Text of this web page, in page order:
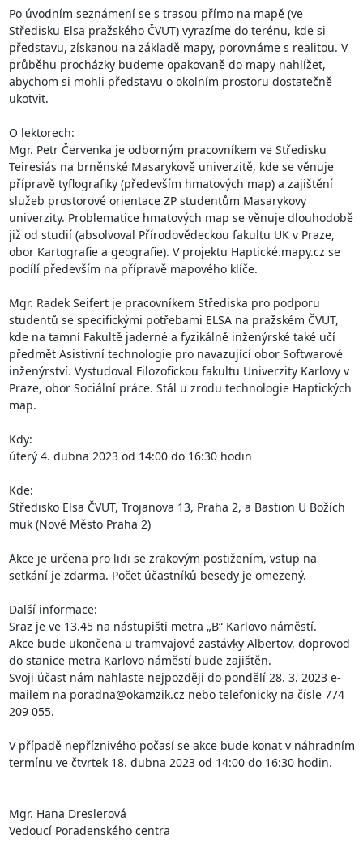
Po úvodním seznámení se s trasou přímo na mapě (ve
Středisku Elsa pražského ČVUT) vyrazíme do terénu, kde si
představu, získanou na základě mapy, porovnáme s realitou. V
průběhu procházky budeme opakovaně do mapy nahlížet,
abychom si mohli představu o okolním prostoru dostatečně
ukotvit.
O lektorech:
Mgr. Petr Červenka je odborným pracovníkem ve Středisku
Teiresiás na brněnské Masarykově univerzitě, kde se věnuje
přípravě tyflografiky (především hmatových map) a zajištění
služeb prostorové orientace ZP studentům Masarykovy
univerzity. Problematice hmatových map se věnuje dlouhodobě
již od studií (absolvoval Přírodovědeckou fakultu UK v Praze,
obor Kartografie a geografie). V projektu Haptické.mapy.cz se
podílí především na přípravě mapového klíče.
Mgr. Radek Seifert je pracovníkem Střediska pro podporu
studentů se specifickými potřebami ELSA na pražském ČVUT,
kde na tamní Fakultě jaderné a fyzikálně inženýrské také učí
předmět Asistivní technologie pro navazující obor Softwarové
inženýrství. Vystudoval Filozofickou fakultu Univerzity Karlovy v
Praze, obor Sociální práce. Stál u zrodu technologie Haptických
map.
Kdy:
úterý 4. dubna 2023 od 14:00 do 16:30 hodin
Kde:
Středisko Elsa ČVUT, Trojanova 13, Praha 2, a Bastion U Božích
muk (Nové Město Praha 2)
Akce je určena pro lidi se zrakovým postižením, vstup na
setkání je zdarma. Počet účastníků besedy je omezený.
Další informace:
Sraz je ve 13.45 na nástupišti metra „B“ Karlovo náměstí.
Akce bude ukončena u tramvajové zastávky Albertov, doprovod
do stanice metra Karlovo náměstí bude zajištěn.
Svoji účast nám nahlaste nejpozději do pondělí 28. 3. 2023 e-
mailem na poradna@okamzik.cz nebo telefonicky na čísle 774
209 055.
V případě nepříznivého počasí se akce bude konat v náhradním
termínu ve čtvrtek 18. dubna 2023 od 14:00 do 16:30 hodin.
Mgr. Hana Dreslerová
Vedoucí Poradenského centra